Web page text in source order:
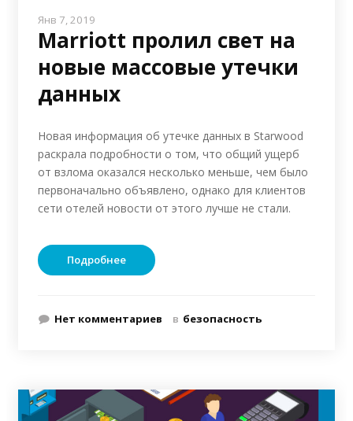
Янв 7, 2019
Marriott пролил свет на
новые массовые утечки
данных
Новая информация об утечке данных в Starwood
раскрала подробности о том, что общий ущерб
от взлома оказался несколько меньше, чем было
первоначально объявлено, однако для клиентов
сети отелей новости от этого лучше не стали.
Подробнее
Нет комментариев в безопасность